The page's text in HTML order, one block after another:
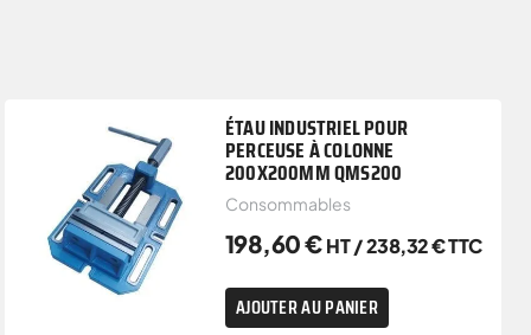
ÉTAU INDUSTRIEL POUR
PERCEUSE À COLONNE
200X200MM QMS200
Consommables
198,60€HT /238,32€TTC
AJOUTER AU PANIER